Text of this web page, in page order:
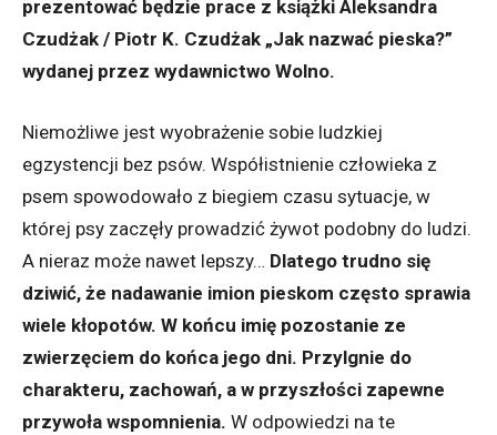
prezentować będzie prace z książki Aleksandra
Czudżak / Piotr K. Czudżak „Jak nazwać pieska?”
wydanej przez wydawnictwo Wolno.
Niemożliwe jest wyobrażenie sobie ludzkiej
egzystencji bez psów. Współistnienie człowieka z
psem spowodowało z biegiem czasu sytuacje, w
której psy zaczęły prowadzić żywot podobny do ludzi.
A nieraz może nawet lepszy… Dlatego trudno się
dziwić, że nadawanie imion pieskom często sprawia
wiele kłopotów. W końcu imię pozostanie ze
zwierzęciem do końca jego dni. Przylgnie do
charakteru, zachowań, a w przyszłości zapewne
przywoła wspomnienia. W odpowiedzi na te